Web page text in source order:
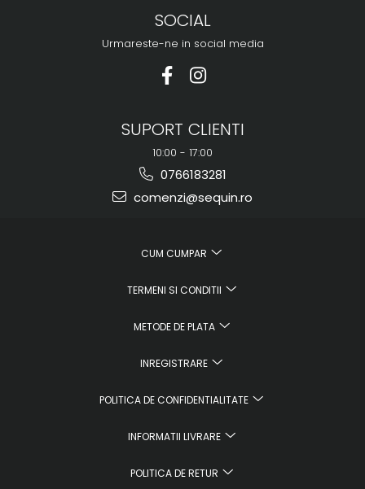
SOCIAL
Urmareste-ne in social media
SUPORT CLIENTI
10:00 - 17:00
0766183281
comenzi@sequin.ro
CUM CUMPAR
TERMENI SI CONDITII
METODE DE PLATA
INREGISTRARE
POLITICA DE CONFIDENTIALITATE
INFORMATII LIVRARE
POLITICA DE RETUR